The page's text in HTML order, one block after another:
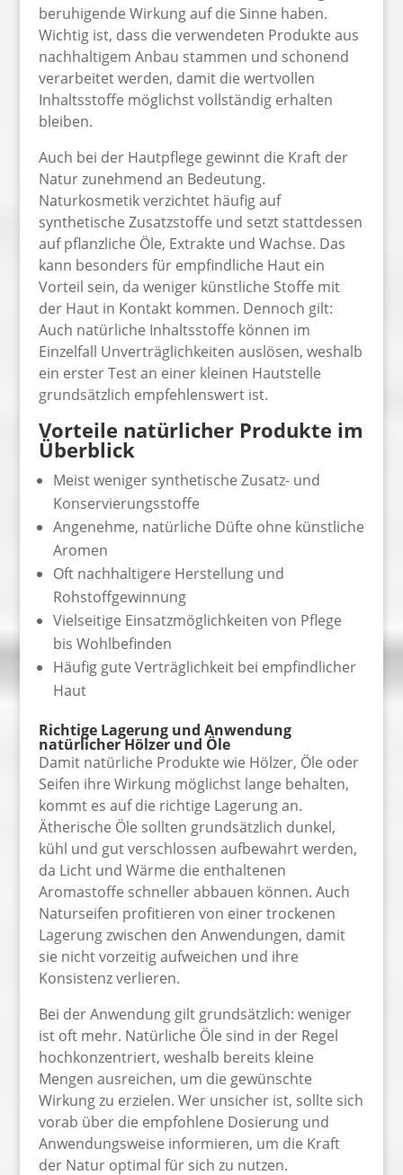
beruhigende Wirkung auf die Sinne haben.
Wichtig ist, dass die verwendeten Produkte aus
nachhaltigem Anbau stammen und schonend
verarbeitet werden, damit die wertvollen
Inhaltsstoffe möglichst vollständig erhalten
bleiben.
Auch bei der Hautpflege gewinnt die Kraft der
Natur zunehmend an Bedeutung.
Naturkosmetik verzichtet häufig auf
synthetische Zusatzstoffe und setzt stattdessen
auf pflanzliche Öle, Extrakte und Wachse. Das
kann besonders für empfindliche Haut ein
Vorteil sein, da weniger künstliche Stoffe mit
der Haut in Kontakt kommen. Dennoch gilt:
Auch natürliche Inhaltsstoffe können im
Einzelfall Unverträglichkeiten auslösen, weshalb
ein erster Test an einer kleinen Hautstelle
grundsätzlich empfehlenswert ist.
Vorteile natürlicher Produkte im
Überblick
Meist weniger synthetische Zusatz- und
Konservierungsstoffe
Angenehme, natürliche Düfte ohne künstliche
Aromen
Oft nachhaltigere Herstellung und
Rohstoffgewinnung
Vielseitige Einsatzmöglichkeiten von Pflege
bis Wohlbefinden
Häufig gute Verträglichkeit bei empfindlicher
Haut
Richtige Lagerung und Anwendung
natürlicher Hölzer und Öle
Damit natürliche Produkte wie Hölzer, Öle oder
Seifen ihre Wirkung möglichst lange behalten,
kommt es auf die richtige Lagerung an.
Ätherische Öle sollten grundsätzlich dunkel,
kühl und gut verschlossen aufbewahrt werden,
da Licht und Wärme die enthaltenen
Aromastoffe schneller abbauen können. Auch
Naturseifen profitieren von einer trockenen
Lagerung zwischen den Anwendungen, damit
sie nicht vorzeitig aufweichen und ihre
Konsistenz verlieren.
Bei der Anwendung gilt grundsätzlich: weniger
ist oft mehr. Natürliche Öle sind in der Regel
hochkonzentriert, weshalb bereits kleine
Mengen ausreichen, um die gewünschte
Wirkung zu erzielen. Wer unsicher ist, sollte sich
vorab über die empfohlene Dosierung und
Anwendungsweise informieren, um die Kraft
der Natur optimal für sich zu nutzen.